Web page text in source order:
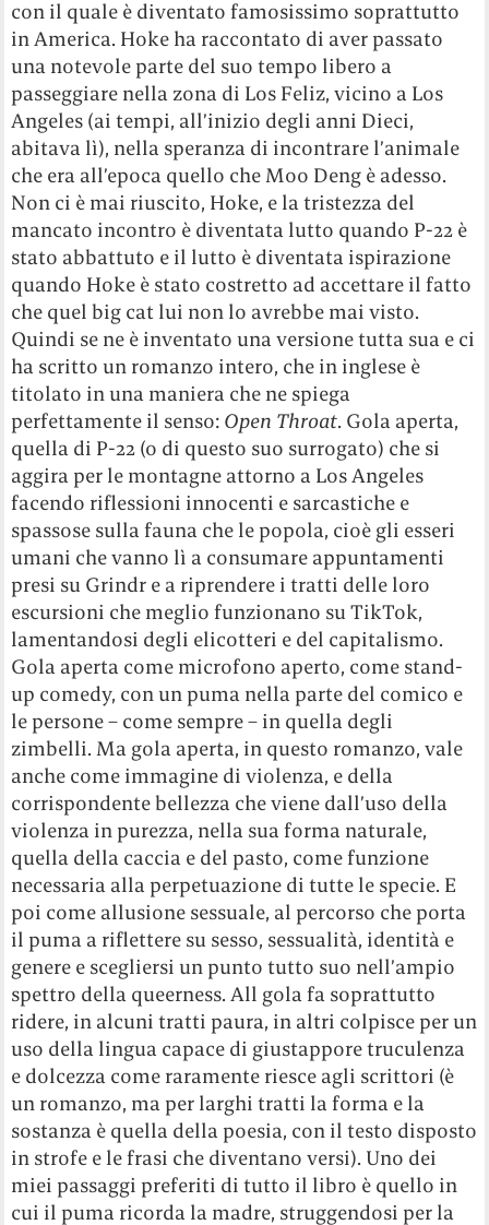
con il quale è diventato famosissimo soprattutto
in America. Hoke ha raccontato di aver passato
una notevole parte del suo tempo libero a
passeggiare nella zona di Los Feliz, vicino a Los
Angeles (ai tempi, all’inizio degli anni Dieci,
abitava lì), nella speranza di incontrare l’animale
che era all’epoca quello che Moo Deng è adesso.
Non ci è mai riuscito, Hoke, e la tristezza del
mancato incontro è diventata lutto quando P-22 è
stato abbattuto e il lutto è diventata ispirazione
quando Hoke è stato costretto ad accettare il fatto
che quel big cat lui non lo avrebbe mai visto.
Quindi se ne è inventato una versione tutta sua e ci
ha scritto un romanzo intero, che in inglese è
titolato in una maniera che ne spiega
perfettamente il senso: Open Throat. Gola aperta,
quella di P-22 (o di questo suo surrogato) che si
aggira per le montagne attorno a Los Angeles
facendo riflessioni innocenti e sarcastiche e
spassose sulla fauna che le popola, cioè gli esseri
umani che vanno lì a consumare appuntamenti
presi su Grindr e a riprendere i tratti delle loro
escursioni che meglio funzionano su TikTok,
lamentandosi degli elicotteri e del capitalismo.
Gola aperta come microfono aperto, come stand-
up comedy, con un puma nella parte del comico e
le persone – come sempre – in quella degli
zimbelli. Ma gola aperta, in questo romanzo, vale
anche come immagine di violenza, e della
corrispondente bellezza che viene dall’uso della
violenza in purezza, nella sua forma naturale,
quella della caccia e del pasto, come funzione
necessaria alla perpetuazione di tutte le specie. E
poi come allusione sessuale, al percorso che porta
il puma a riflettere su sesso, sessualità, identità e
genere e scegliersi un punto tutto suo nell’ampio
spettro della queerness. All gola fa soprattutto
ridere, in alcuni tratti paura, in altri colpisce per un
uso della lingua capace di giustappore truculenza
e dolcezza come raramente riesce agli scrittori (è
un romanzo, ma per larghi tratti la forma e la
sostanza è quella della poesia, con il testo disposto
in strofe e le frasi che diventano versi). Uno dei
miei passaggi preferiti di tutto il libro è quello in
cui il puma ricorda la madre, struggendosi per la